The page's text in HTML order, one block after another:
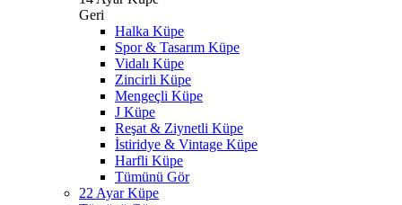
Geri
Halka Küpe
Spor & Tasarım Küpe
Vidalı Küpe
Zincirli Küpe
Mengeçli Küpe
J Küpe
Reşat & Ziynetli Küpe
İstiridye & Vintage Küpe
Harfli Küpe
Tümünü Gör
22 Ayar Küpe